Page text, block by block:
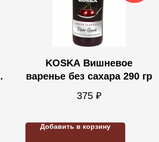
KOSKA Вишневое
варенье без сахара 290 гр
375 ₽
Добавить в корзину